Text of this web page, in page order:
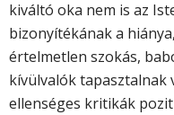
kiváltó oka nem is az
bizonyítékának a
értelmetlen szokás,
kívülvalók tapasztalnak
ellenséges kritikák